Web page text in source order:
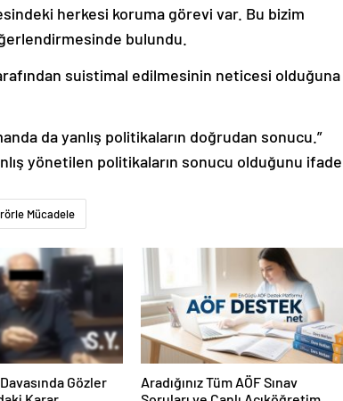
herkesi koruma görevi var. Bu bizim
bulundu.
suistimal edilmesinin neticesi olduğuna
da yanlış politikaların doğrudan sonucu.”
yönetilen politikaların sonucu olduğunu ifade
Mücadele
Gözler
Aradığınız Tüm AÖF Sınav